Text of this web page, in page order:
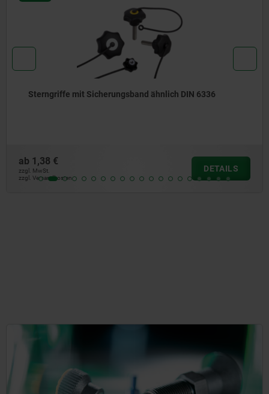
Sterngriffe mit Sicherungsband ähnlich DIN 6336
ab 1,38 €
zzgl. MwSt.
zzgl. Versandkosten
DETAILS